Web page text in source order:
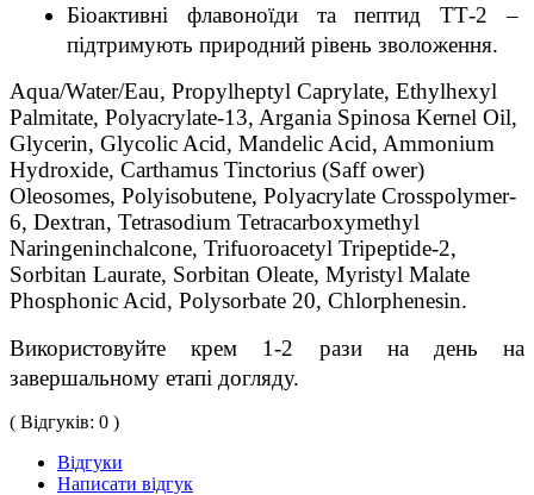
Біоактивні флавоноїди та пептид ТТ-2 –
підтримують природний рівень зволоження.
Aqua/Water/Eau, Propylheptyl Caprylate, Ethylhexyl
Palmitate, Polyacrylate-13, Argania Spinosa Kernel Oil,
Glycerin, Glycolic Acid, Mandelic Acid, Ammonium
Hydroxide, Carthamus Tinctorius (Saff ower)
Oleosomes, Polyisobutene, Polyacrylate Crosspolymer-
6, Dextran, Tetrasodium Tetracarboxymethyl
Naringeninchalcone, Trifuoroacetyl Tripeptide-2,
Sorbitan Laurate, Sorbitan Oleate, Myristyl Malate
Phosphonic Acid, Polysorbate 20, Chlorphenesin.
Використовуйте крем 1-2 рази на день на
завершальному етапі догляду.
( Відгуків: 0 )
Відгуки
Написати відгук